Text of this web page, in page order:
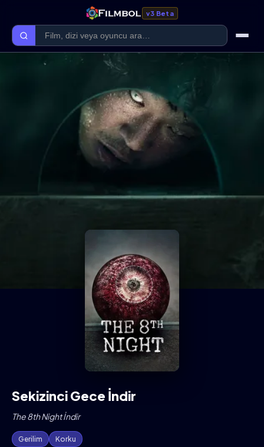
v3 Beta
Dizi Kategorileri
Sekizinci Gece İndir
The 8th Night İndir
Gerilim Korku